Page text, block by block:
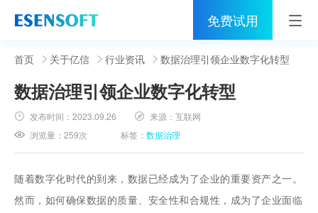
免费试用
首页
睿治
解决方案
伙伴
服务
首页 关于亿信 行业资讯 数据治理引领企业数字化转型
数据治理引领企业数字化转型
发布时间：2023.09.26 来源：互联网
浏览量：259次 标签：数据治理
随着数字化时代的到来，数据已经成为了企业的重要资产之一。
然而，如何确保数据的质量、安全性和合规性，成为了企业面临